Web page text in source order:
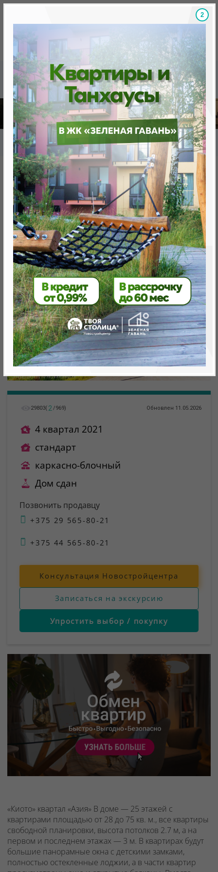
Скидки на новостройки, бонусы Готовые
Главная База новостроек Минска «Минск Мир»
25.11 "Киото" квартал «Азия»
25.11 "Киото" квартал «Азия»
нет в продаже
Минск, Октябрьский, ул. Н.Теслы
метро «Ковальская Слобода», 566 м
29803( 2 /969) Обновлен 11.05.2026
4 квартал 2021
стандарт
каркасно-блочный
Дом сдан
Позвонить продавцу
+375 29 565-80-21
+375 44 565-80-21
Консультация Новостройцентра
Записаться на экскурсию
Упростить выбор / покупку
«Киото» квартал «Азия» В доме — 25 этажей с
квартирами площадью от 28 до 75 кв. м., все квартиры
свободной планировки, высота потолков 2.7 м, а на
первом и последнем этажах — 3 м. В квартирах будут
большие панорамные окна с детскими замками,
полностью остекленные лоджии, а в части квартир
1